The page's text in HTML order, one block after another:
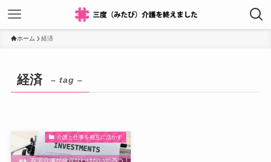
ホーム 経済
経済 – tag –
介護と仕事を相互に活かす